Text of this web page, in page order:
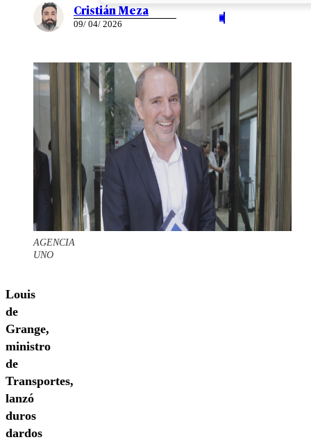
Cristián Meza
09/ 04/ 2026
AGENCIA
UNO
Louis
de
Grange,
ministro
de
Transportes,
lanzó
duros
dardos